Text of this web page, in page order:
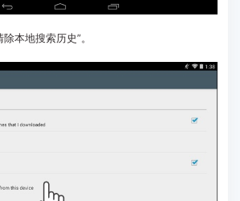
本地搜索历史”。